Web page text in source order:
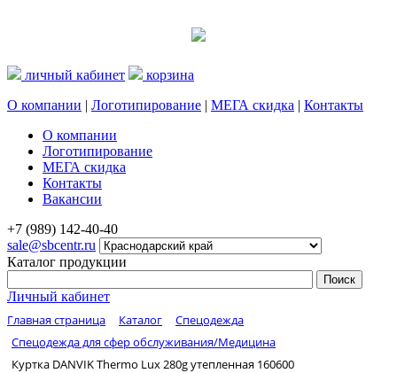
личный кабинет
корзина
О компании | Логотипирование | МЕГА скидка | Контакты
О компании
Логотипирование
МЕГА скидка
Контакты
Вакансии
+7 (989) 142-40-40
sale@sbcentr.ru
Каталог продукции
Личный кабинет
Главная страница Каталог
Спецодежда
Спецодежда для сфер обслуживания/Медицина
Куртка DANVIK Thermo Lux 280g утепленная 160600